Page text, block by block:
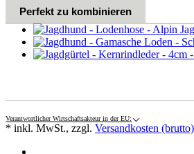
Perfekt zu kombinieren
Verantwortlicher Wirtschaftsakteur in der EU:
* inkl. MwSt., zzgl. Versandkosten (brutto)